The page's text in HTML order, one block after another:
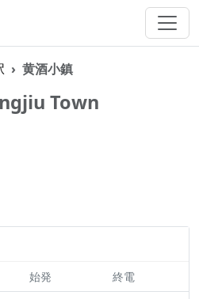
黄酒小鎮
Town
始発 終電